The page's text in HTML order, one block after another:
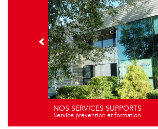
NOS SERVICES SUPPORTS
Service prévention et formation